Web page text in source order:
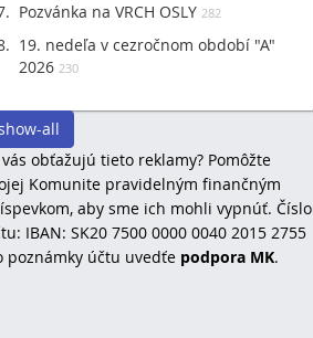
Pozvánka na VRCH OSLY 282
19. nedeľa v cezročnom období "A"
2026 230
all
obťažujú tieto reklamy? Pomôžte
Komunite pravidelným finančným
aby sme ich mohli vypnúť. Číslo
IBAN: SK20 7500 0000 0040 2015 2755
poznámky účtu uvedťe podpora MK.